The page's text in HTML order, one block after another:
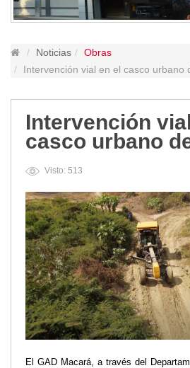
Noticias
Obras
Intervención vial en el casco urbano
Intervención
casco urbano
Visto: 513
El GAD Macará, a través del
Símbolos Patrios
Gastronomía
Lugares Turísticos
Balnearios
Petroglifos
Numbiaranga
Noticias
Obras
Asambleas
Convenios
Eventos
Comunicados e Invitaciones
Socializaciones
Reuniones
Deportes
Social